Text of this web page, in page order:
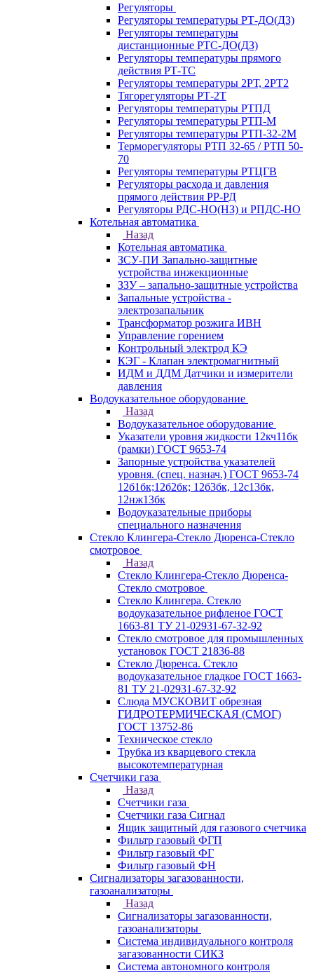
Регуляторы
Регуляторы температуры РТ-ДО(ДЗ)
Регуляторы температуры
дистанционные РТС-ДО(ДЗ)
Регуляторы температуры прямого
действия РТ-ТС
Регуляторы температуры 2РТ, 2РT2
Тягорегуляторы РТ-2Т
Регуляторы температуры РТПД
Регуляторы температуры РТП-M
Регуляторы температуры РТП-32-2М
Терморегуляторы РТП 32-65 / РТП 50-
70
Регуляторы температуры РТЦГВ
Регуляторы расхода и давления
прямого действия РР-РД
Регуляторы РДС-НО(НЗ) и РПДС-НО
Котельная автоматика
Назад
Котельная автоматика
ЗСУ-ПИ Запально-защитные
устройства инжекционные
ЗЗУ – запально-защитные устройства
Запальные устройства -
электрозапальник
Трансформатор розжига ИВН
Управление горением
Контрольный электрод КЭ
КЭГ - Клапан электромагнитный
ИДМ и ДДМ Датчики и измерители
давления
Водоуказательное оборудование
Назад
Водоуказательное оборудование
Указатели уровня жидкости 12кч11бк
(рамки) ГОСТ 9653-74
Запорные устройства указателей
уровня. (спец. назнач.) ГОСТ 9653-74
12б1бк;12б2бк; 12б3бк, 12с13бк,
12нж13бк
Водоуказательные приборы
специального назначения
Стекло Клингера-Стекло Дюренса-Стекло
смотровое
Назад
Стекло Клингера-Стекло Дюренса-
Стекло смотровое
Стекло Клингера. Стекло
водоуказательное рифленое ГОСТ
1663-81 ТУ 21-02931-67-32-92
Стекло смотровое для промышленных
установок ГОСТ 21836-88
Стекло Дюренса. Стекло
водоуказательное гладкое ГОСТ 1663-
81 ТУ 21-02931-67-32-92
Слюда МУСКОВИТ обрезная
ГИДРОТЕРМИЧЕСКАЯ (СМОГ)
ГОСТ 13752-86
Техническое стекло
Трубка из кварцевого стекла
высокотемпературная
Счетчики газа
Назад
Счетчики газа
Счетчики газа Сигнал
Ящик защитный для газового счетчика
Фильтр газовый ФГП
Фильтр газовый ФГ
Фильтр газовый ФН
Сигнализаторы загазованности,
газоанализаторы
Назад
Сигнализаторы загазованности,
газоанализаторы
Система индивидуального контроля
загазованности СИКЗ
Система автономного контроля